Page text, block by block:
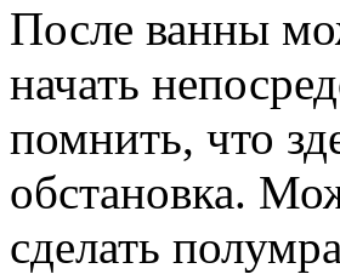
После ванны
начать
помнить, что
обстановка.
сделать